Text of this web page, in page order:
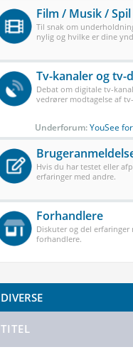
Film / Musik / Spil
Til snak om
nylig og hvilke er dine
Tv-kanaler og
Debat om digitale tv-
vedrører modtagelse af
Underforum:YouSee
Hvis du har testet eller
erfaringer med andre.
Forhandlere
Diskuter og del
forhandlere.
DIVERSE
TITEL